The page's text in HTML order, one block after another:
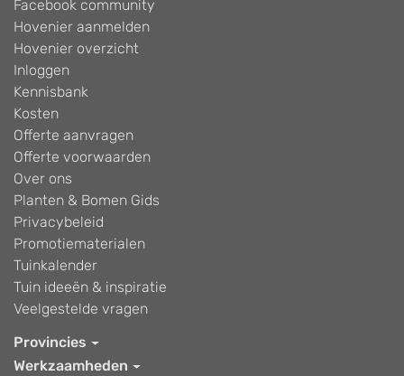
Facebook community
Hovenier aanmelden
Hovenier overzicht
Inloggen
Kennisbank
Kosten
Offerte aanvragen
Offerte voorwaarden
Over ons
Planten & Bomen Gids
Privacybeleid
Promotiematerialen
Tuinkalender
Tuin ideeën & inspiratie
Veelgestelde vragen
Provincies
Werkzaamheden